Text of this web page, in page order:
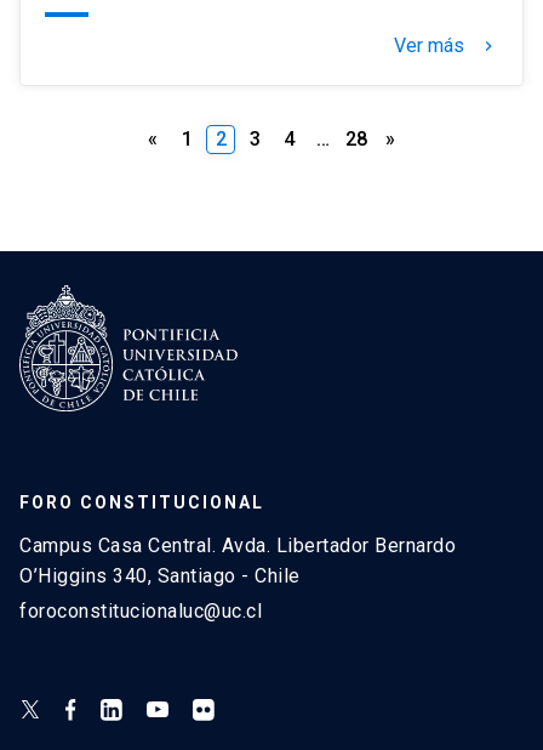
Ver más keyboard_arrow_right
Paginación
« 1 2 3 4 … 28 »
FORO CONSTITUCIONAL
Campus Casa Central. Avda. Libertador Bernardo
O’Higgins 340, Santiago - Chile
foroconstitucionaluc@uc.cl